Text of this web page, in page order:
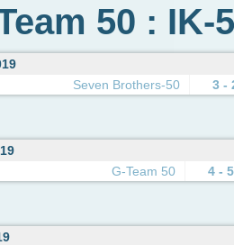
50 :
Seven Brothers-50 3 -
G-Team 50 4 - 5